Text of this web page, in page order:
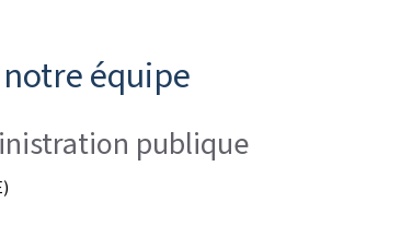
équipe
publique